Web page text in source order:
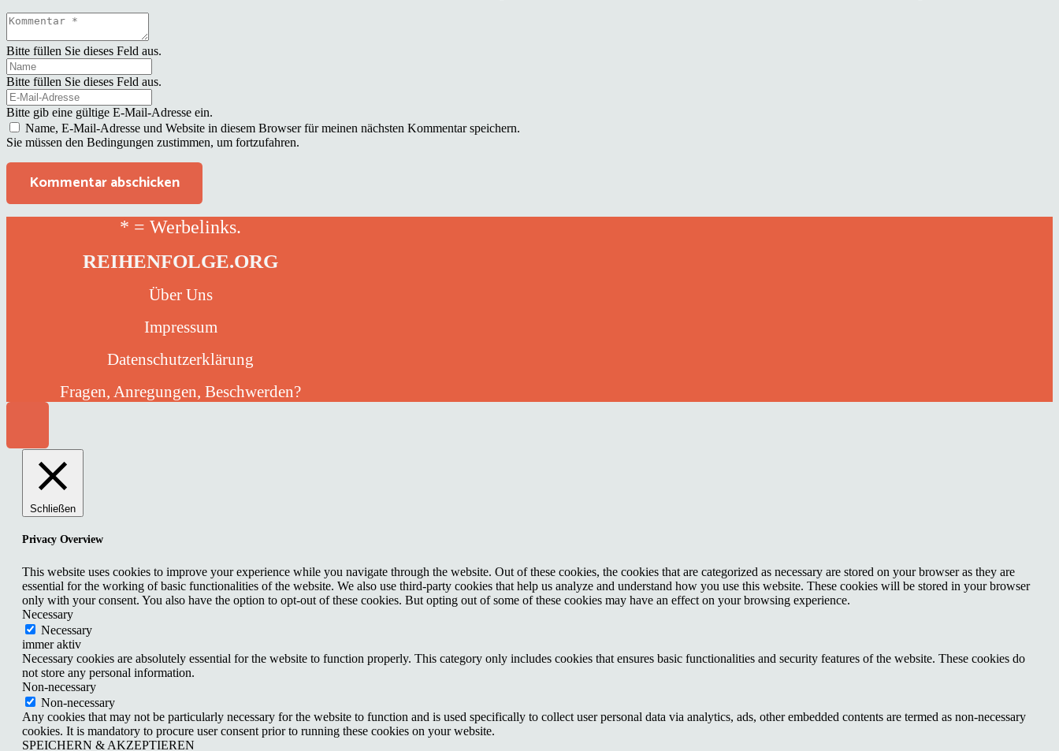
Bitte füllen Sie dieses Feld aus.
Bitte füllen Sie dieses Feld aus.
Bitte gib eine gültige E-Mail-Adresse ein.
Name, E-Mail-Adresse und Website in diesem Browser für meinen nächsten Kommentar speichern.
Sie müssen den Bedingungen zustimmen, um fortzufahren.
Kommentar abschicken
* = Werbelinks.
REIHENFOLGE.ORG
Über Uns
Impressum
Datenschutzerklärung
Fragen, Anregungen, Beschwerden?
Schließen
Privacy Overview
This website uses cookies to improve your experience while you navigate through the website. Out of these cookies, the cookies that are categorized as necessary are stored on your browser as they are
essential for the working of basic functionalities of the website. We also use third-party cookies that help us analyze and understand how you use this website. These cookies will be stored in your browser
only with your consent. You also have the option to opt-out of these cookies. But opting out of some of these cookies may have an effect on your browsing experience.
Necessary
Necessary
immer aktiv
Necessary cookies are absolutely essential for the website to function properly. This category only includes cookies that ensures basic functionalities and security features of the website. These cookies do
not store any personal information.
Non-necessary
Non-necessary
Any cookies that may not be particularly necessary for the website to function and is used specifically to collect user personal data via analytics, ads, other embedded contents are termed as non-necessary
cookies. It is mandatory to procure user consent prior to running these cookies on your website.
SPEICHERN & AKZEPTIEREN